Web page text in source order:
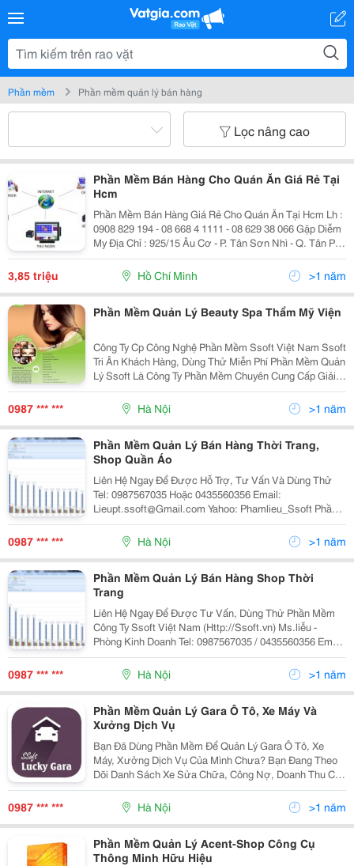
Phần mềm Phần mềm quản lý bán hàng
Lọc nâng cao
Phần Mềm Bán Hàng Cho Quán Ăn Giá Rẻ Tại
Hcm
Phần Mềm Bán Hàng Giá Rẻ Cho Quán Ăn Tại Hcm Lh :
0908 829 194 - 08 668 4 1111 - 08 629 38 066 Gặp Diễm
My Địa Chỉ : 925/15 Âu Cơ - P. Tân Sơn Nhì - Q. Tân Phú
Phần Mềm Bán Hàng Giá Rẻ Chỉ Từ 3.850.000Đ Quý
Khách Có Ngay 1 Phần Mềm Bán Hàng
3,85 triệu Hồ Chí Minh >1 năm
Phần Mềm Quản Lý Beauty Spa Thẩm Mỹ Viện
Công Ty Cp Công Nghệ Phần Mềm Ssoft Việt Nam Ssoft
Tri Ân Khách Hàng, Dùng Thử Miễn Phí Phần Mềm Quản
Lý Ssoft Là Công Ty Phần Mềm Chuyên Cung Cấp Giải
Pháp Quản Lý Cho Các Đơn Vị Kinh Doanh Hoạt Động
Trong Lĩnh Vực Spa, Salon, Thẩm Mỹ Viện. Vớ
0987 *** *** Hà Nội >1 năm
Phần Mềm Quản Lý Bán Hàng Thời Trang,
Shop Quần Áo
Liên Hệ Ngay Để Được Hỗ Trợ, Tư Vấn Và Dùng Thử
Tel: 0987567035 Hoặc 0435560356 Email:
Lieupt.ssoft@Gmail.com Yahoo: Phamlieu_Ssoft Phần
Mềm Quản Lý Bán Hàng - Ssoft Lucky Sales Sẽ Giúp
Bạn Quản Lý: - Danh Mục Hàng Hóa, Sản Phẩm The
0987 *** *** Hà Nội >1 năm
Phần Mềm Quản Lý Bán Hàng Shop Thời
Trang
Liên Hệ Ngay Để Được Tư Vấn, Dùng Thử Phần Mềm
Công Ty Ssoft Việt Nam (Http://Ssoft.vn) Ms.liễu -
Phòng Kinh Doanh Tel: 0987567035 / 0435560356 Email:
Lieupt.ssoft@Gmail.com Skype: Phamlieu.ssoft Yahoo:
Phamlieu_Ssoft Phần Mềm
0987 *** *** Hà Nội >1 năm
Phần Mềm Quản Lý Gara Ô Tô, Xe Máy Và
Xưởng Dịch Vụ
Bạn Đã Dùng Phần Mềm Để Quản Lý Gara Ô Tô, Xe
Máy, Xưởng Dịch Vụ Của Mình Chưa? Bạn Đang Theo
Dõi Danh Sách Xe Sửa Chữa, Công Nợ, Doanh Thu Của
Cố Vấn Dịch Vụ Bằng Cách Nào? Bạn Quản Lý Kho,
Quỹ Của Mình Ra Sao? Tất Cả Các Câu Hỏi Trên Đều Đ
0987 *** *** Hà Nội >1 năm
Phần Mềm Quản Lý Acent-Shop Công Cụ
Thông Minh Hữu Hiệu